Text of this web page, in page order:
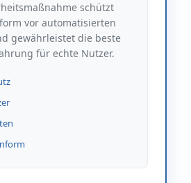
schützt
vor automatisierten
gewährleistet die beste
für echte Nutzer.